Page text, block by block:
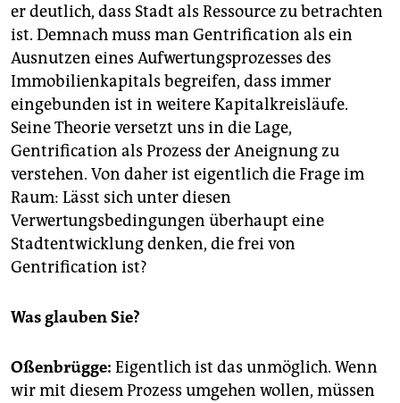
er deutlich, dass Stadt als Ressource zu betrachten
ist. Demnach muss man Gentrification als ein
Ausnutzen eines Aufwertungsprozesses des
Immobilienkapitals begreifen, dass immer
eingebunden ist in weitere Kapitalkreisläufe.
Seine Theorie versetzt uns in die Lage,
Gentrification als Prozess der Aneignung zu
verstehen. Von daher ist eigentlich die Frage im
Raum: Lässt sich unter diesen
Verwertungsbedingungen überhaupt eine
Stadtentwicklung denken, die frei von
Gentrification ist?
Was glauben Sie?
Oßenbrügge: Eigentlich ist das unmöglich. Wenn
wir mit diesem Prozess umgehen wollen, müssen